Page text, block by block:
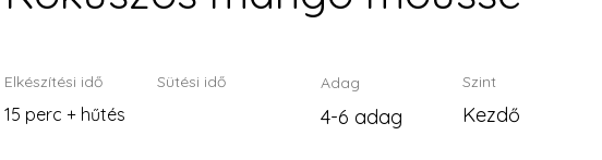
Elkészítési idő
15 perc + hűtés
Sütési idő Adag
4-6 adag
Szint
Kezdő